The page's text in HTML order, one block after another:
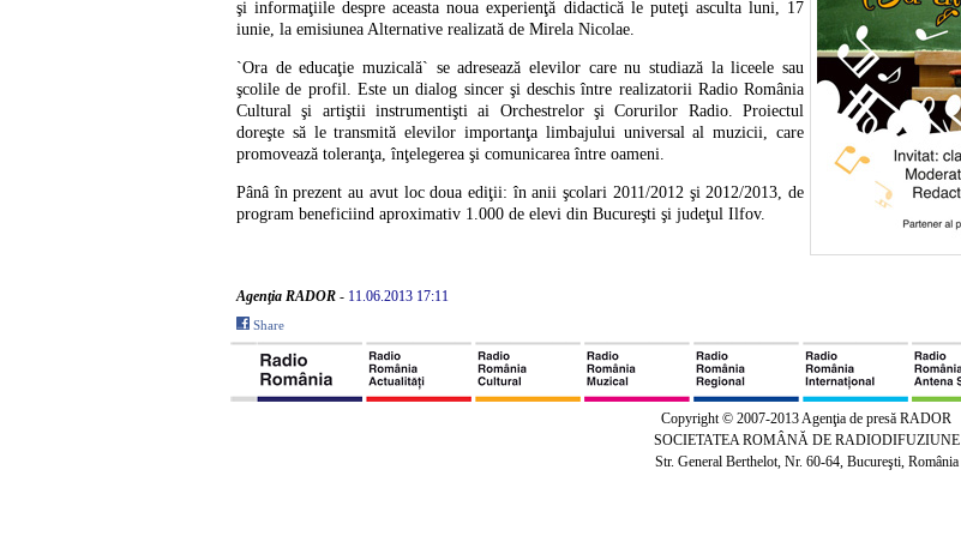
şi informaţiile despre aceasta noua experienţă didactică le puteţi asculta luni, 17
iunie, la emisiunea Alternative realizată de Mirela Nicolae.
`Ora de educaţie muzicală` se adresează elevilor care nu studiază la liceele sau
şcolile de profil. Este un dialog sincer şi deschis între realizatorii Radio România
Cultural şi artiştii instrumentişti ai Orchestrelor şi Corurilor Radio. Proiectul
doreşte să le transmită elevilor importanţa limbajului universal al muzicii, care
promovează toleranţa, înţelegerea şi comunicarea între oameni.
Pânâ în prezent au avut loc doua ediţii: în anii şcolari 2011/2012 şi 2012/2013, de
program beneficiind aproximativ 1.000 de elevi din Bucureşti şi judeţul Ilfov.
Agenţia RADOR - 11.06.2013 17:11
Share
Copyright © 2007-2013 Agenţia de presă RADOR
SOCIETATEA ROMÂNĂ DE RADIODIFUZIUNE
Str. General Berthelot, Nr. 60-64, Bucureşti, România